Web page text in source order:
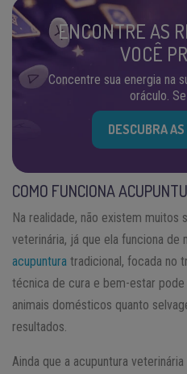
ENCONTRE AS
VOCÊ
Concentre sua energia na
oráculo.
DESCUBRA
COMO FUNCIONA
Na realidade, não existem muitos
veterinária, já que ela funciona de
acupuntura tradicional, focada no
técnica de cura e bem-estar
animais domésticos quanto
resultados.
Ainda que a acupuntura